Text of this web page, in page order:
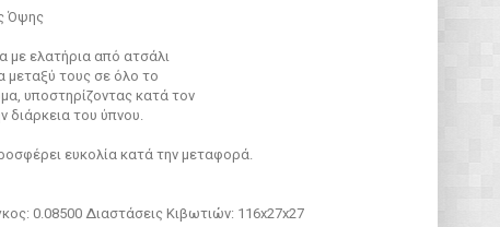
Όψης
με ελατήρια από ατσάλι
μεταξύ τους σε όλο το
υποστηρίζοντας κατά τον
του ύπνου.
ευκολία κατά την μεταφορά.
0.08500 Διαστάσεις Κιβωτιών: 116x27x27